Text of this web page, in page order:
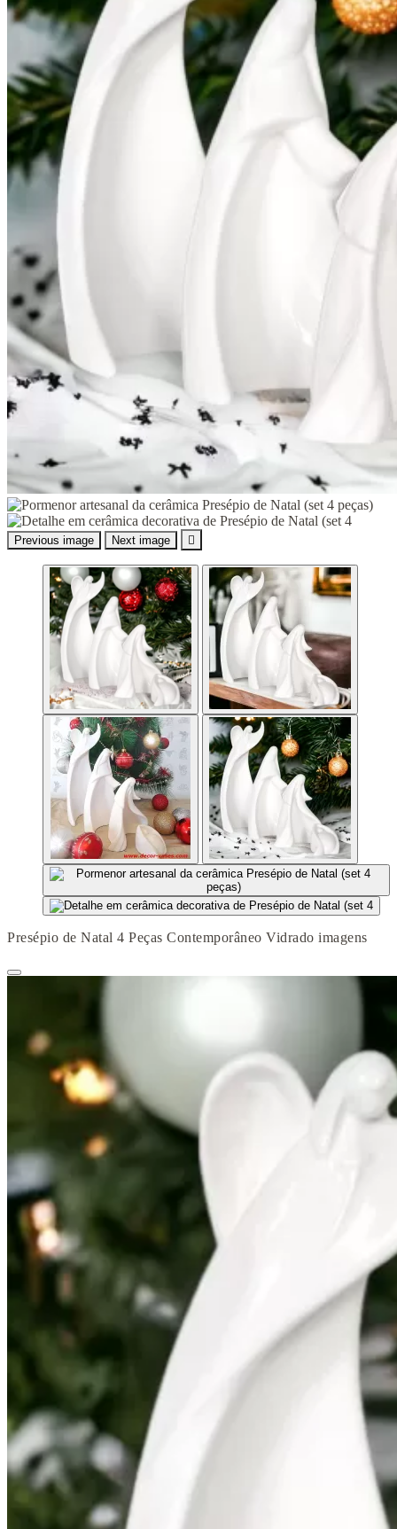
Previous image Next image 
Presépio de Natal 4 Peças Contemporâneo Vidrado imagens